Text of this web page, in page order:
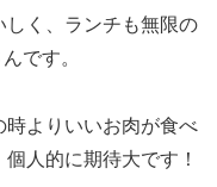
しく、ランチも無限の
です。
よりいいお肉が食べ
人的に期待大です！